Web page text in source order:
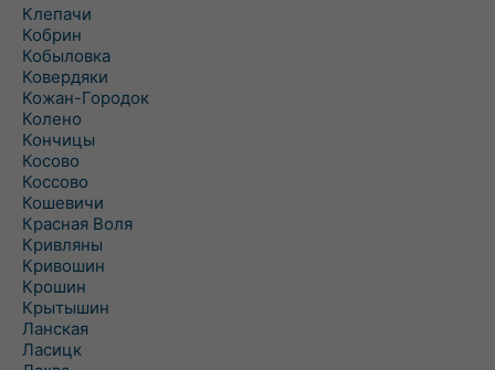
Клепачи
Кобрин
Кобыловка
Ковердяки
Кожан-Городок
Колено
Кончицы
Косово
Коссово
Кошевичи
Красная Воля
Кривляны
Кривошин
Крошин
Крытышин
Ланская
Ласицк